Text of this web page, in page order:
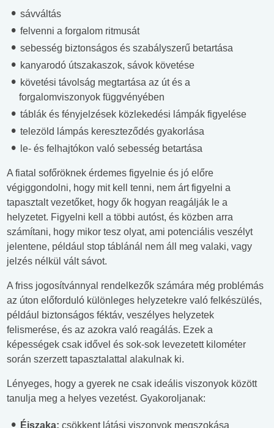
sávváltás
felvenni a forgalom ritmusát
sebesség biztonságos és szabályszerű betartása
kanyarodó útszakaszok, sávok követése
követési távolság megtartása az út és a
forgalomviszonyok függvényében
táblák és fényjelzések közlekedési lámpák figyelése
telezöld lámpás kereszteződés gyakorlása
le- és felhajtókon való sebesség betartása
A fiatal sofőröknek érdemes figyelnie és jó előre
végiggondolni, hogy mit kell tenni, nem árt figyelni a
tapasztalt vezetőket, hogy ők hogyan reagálják le a
helyzetet. Figyelni kell a többi autóst, és közben arra
számítani, hogy mikor tesz olyat, ami potenciális veszélyt
jelentene, például stop táblánál nem áll meg valaki, vagy
jelzés nélkül vált sávot.
A friss jogosítvánnyal rendelkezők számára még problémás
az úton előforduló különleges helyzetekre való felkészülés,
például biztonságos féktáv, veszélyes helyzetek
felismerése, és az azokra való reagálás. Ezek a
képességek csak idővel és sok-sok levezetett kilométer
során szerzett tapasztalattal alakulnak ki.
Lényeges, hogy a gyerek ne csak ideális viszonyok között
tanulja meg a helyes vezetést. Gyakoroljanak:
Éjszaka: csökkent látási viszonyok megszokása